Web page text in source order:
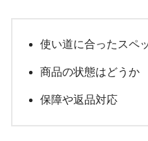
使い道に合ったスペ
商品の状態はどうか
保障や返品対応